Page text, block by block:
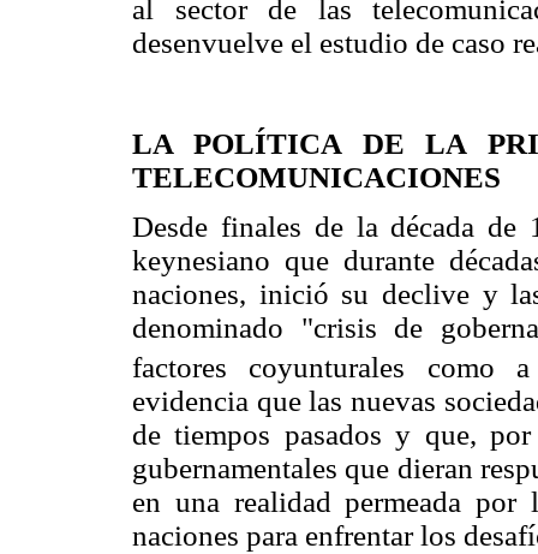
al sector de las
desenvuelve el estudio de caso
LA POLÍTICA DE LA
TELECOMUNICACIONES
Desde finales de la década de
keynesiano que durante
naciones, inició su declive y
denominado "crisis de
factores coyunturales como a
evidencia que las nuevas
de tiempos pasados y que,
gubernamentales que dieran
en una realidad permeada
naciones para enfrentar los